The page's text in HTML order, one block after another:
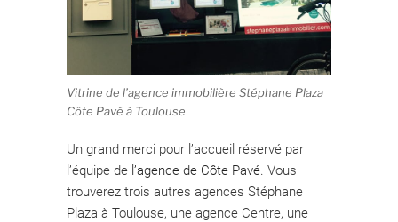
Vitrine de l’agence immobilière Stéphane Plaza
Côte Pavé à Toulouse
Un grand merci pour l’accueil réservé par
l’équipe de l’agence de Côte Pavé. Vous
trouverez trois autres agences Stéphane
Plaza à Toulouse, une agence Centre, une